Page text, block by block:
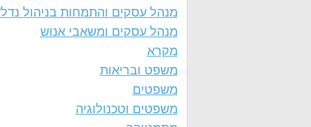
מנהל עסקים והתמחות בניהול
מנהל עסקים ומשאבי אנוש
מקרא
משפט ובריאות
משפטים
משפטים וטכנולוגיה